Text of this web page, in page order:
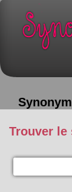
Trouver le